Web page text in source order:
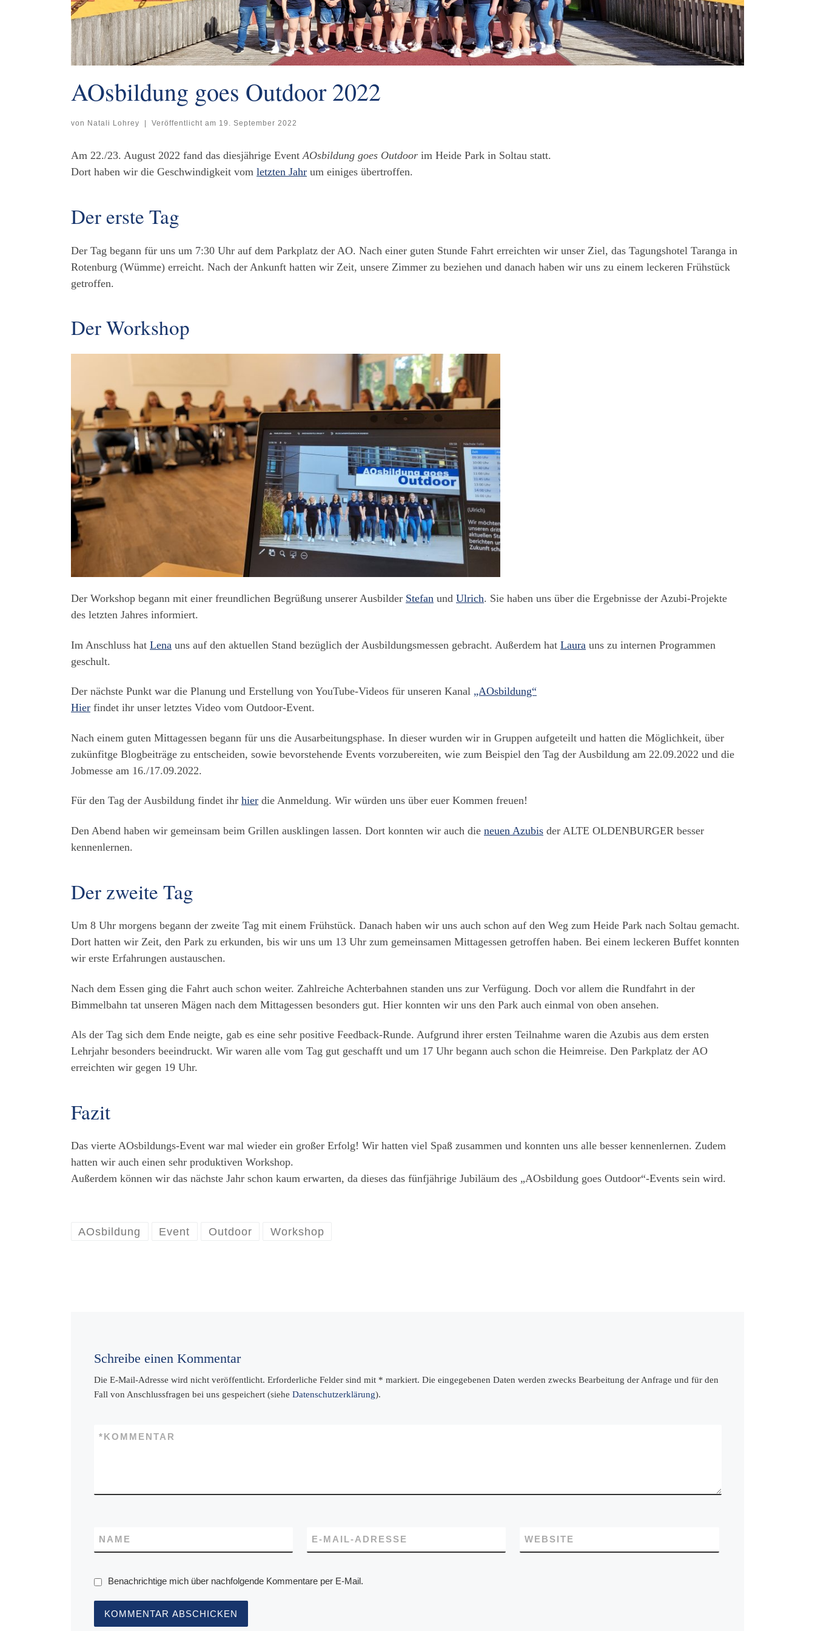
AOsbildung goes Outdoor 2022
von Natali Lohrey Veröffentlicht am 19. September 2022
Am 22./23. August 2022 fand das diesjährige EventAOsbildung goes Outdoor im Heide Park in Soltau statt.
Dort haben wir die Geschwindigkeit vom letzten Jahr um einiges übertroffen.
Der erste Tag
Der Tag begann für uns um 7:30 Uhr auf dem Parkplatz der AO. Nach einer guten Stunde Fahrt erreichten wir unser Ziel, das Tagungshotel Taranga in
Rotenburg (Wümme) erreicht. Nach der Ankunft hatten wir Zeit, unsere Zimmer zu beziehen und danach haben wir uns zu einem leckeren Frühstück
getroffen.
Der Workshop
Der Workshop begann mit einer freundlichen Begrüßung unserer Ausbilder Stefan und Ulrich. Sie haben uns über die Ergebnisse der Azubi-Projekte
des letzten Jahres informiert.
Im Anschluss hat Lena uns auf den aktuellen Stand bezüglich der Ausbildungsmessen gebracht. Außerdem hat Laura uns zu internen Programmen
geschult.
Der nächste Punkt war die Planung und Erstellung von YouTube-Videos für unseren Kanal „AOsbildung“
Hier findet ihr unser letztes Video vom Outdoor-Event.
Nach einem guten Mittagessen begann für uns die Ausarbeitungsphase. In dieser wurden wir in Gruppen aufgeteilt und hatten die Möglichkeit, über
zukünfitge Blogbeiträge zu entscheiden, sowie bevorstehende Events vorzubereiten, wie zum Beispiel den Tag der Ausbildung am 22.09.2022 und die
Jobmesse am 16./17.09.2022.
Für den Tag der Ausbildung findet ihr hier die Anmeldung. Wir würden uns über euer Kommen freuen!
Den Abend haben wir gemeinsam beim Grillen ausklingen lassen. Dort konnten wir auch die neuen Azubis der ALTE OLDENBURGER besser
kennenlernen.
Der zweite Tag
Um 8 Uhr morgens begann der zweite Tag mit einem Frühstück. Danach haben wir uns auch schon auf den Weg zum Heide Park nach Soltau gemacht.
Dort hatten wir Zeit, den Park zu erkunden, bis wir uns um 13 Uhr zum gemeinsamen Mittagessen getroffen haben. Bei einem leckeren Buffet konnten
wir erste Erfahrungen austauschen.
Nach dem Essen ging die Fahrt auch schon weiter. Zahlreiche Achterbahnen standen uns zur Verfügung. Doch vor allem die Rundfahrt in der
Bimmelbahn tat unseren Mägen nach dem Mittagessen besonders gut. Hier konnten wir uns den Park auch einmal von oben ansehen.
Als der Tag sich dem Ende neigte, gab es eine sehr positive Feedback-Runde. Aufgrund ihrer ersten Teilnahme waren die Azubis aus dem ersten
Lehrjahr besonders beeindruckt. Wir waren alle vom Tag gut geschafft und um 17 Uhr begann auch schon die Heimreise. Den Parkplatz der AO
erreichten wir gegen 19 Uhr.
Fazit
Das vierte AOsbildungs-Event war mal wieder ein großer Erfolg! Wir hatten viel Spaß zusammen und konnten uns alle besser kennenlernen. Zudem
hatten wir auch einen sehr produktiven Workshop.
Außerdem können wir das nächste Jahr schon kaum erwarten, da dieses das fünfjährige Jubiläum des „AOsbildung goes Outdoor“-Events sein wird.
AOsbildung Event Outdoor Workshop
Schreibe einen Kommentar
Die E-Mail-Adresse wird nicht veröffentlicht. Erforderliche Felder sind mit * markiert. Die eingegebenen Daten werden zwecks Bearbeitung der Anfrage und für den
Fall von Anschlussfragen bei uns gespeichert (siehe Datenschutzerklärung).
KOMMENTAR
*
NAME E-MAIL-ADRESSE WEBSITE
Benachrichtige mich über nachfolgende Kommentare per E-Mail.